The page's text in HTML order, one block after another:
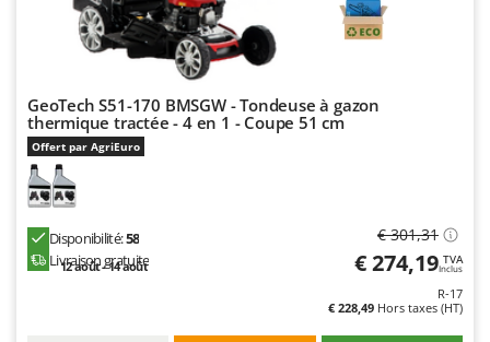
Stiga
Stocker
T
Tecla
TecnoGen
Tellarini Pompe
Telwin
Tenco
GeoTech S51-170 BMSGW - Tondeuse à gazon
thermique tractée - 4 en 1 - Coupe 51 cm
Offert par AgriEuro
Disponibilité:58
Livraison gratuite
12 août - 14 août
€ 301,31
€ 274,19 TVA
Inclus
R-17
€ 228,49 Hors taxes (HT)